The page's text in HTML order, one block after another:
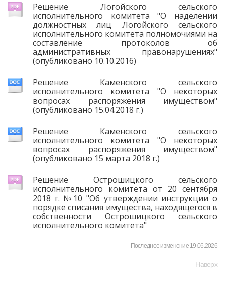
Решение Логойского сельского
исполнительного комитета "О наделении
должностных лиц Логойского сельского
исполнительного комитета полномочиями на
составление протоколов об
административных правонарушениях"
(опубликовано 10.10.2016)
Решение Каменского сельского
исполнительного комитета "О некоторых
вопросах распоряжения имуществом"
(опубликовано 15.04.2018 г.)
Решение Каменского сельского
исполнительного комитета "О некоторых
вопросах распоряжения имуществом"
(опубликовано 15 марта 2018 г.)
Решение Острошицкого сельского
исполнительного комитета от 20 сентября
2018 г. №10 "Об утверждении инструкции о
порядке списания имущества, находящегося в
собственности Острошицкого сельского
исполнительного комитета"
Последнее изменение 19.06.2026
Наверх